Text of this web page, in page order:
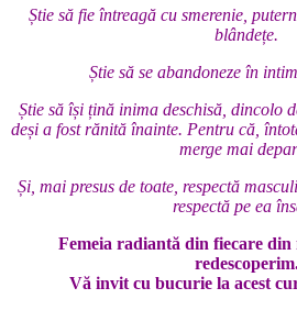
Știe să fie întreagă cu smerenie,
blândețe.
Știe să se abandoneze în
Știe să își țină inima deschisă, dincolo
deși a fost rănită înainte. Pentru că,
merge mai
Și, mai presus de toate, respectă
respectă pe ea
Femeia radiantă din fiecare din
Vă invit cu bucurie la acest